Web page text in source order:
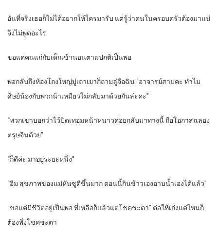
อันที่จริงเธอก็ไม่ได้อยากให้ใครมารับ แต่รู้ว่าคนในครอบครัวต้องมาแน่
จึงไม่พูดอะไร
ขอแค่คนแก่กับเด็กเข้านอนตามปกติเป็นพอ
พอกลับถึงห้องโถงใหญ่มู่เถาเยาก็ถามลู่จือฉิน “อาจารย์สามคะ ทำไม
ศิษย์น้องกับพวกน้าเหมียวไม่กลับมาด้วยกันล่ะคะ”
“พวกเขาบอกว่าไว้ปิดเทอมหน้าหนาวค่อยกลับมาทางนี้ ถือโอกาสฉลอง
ตรุษจีนด้วย”
“ก็ดีค่ะ มาอยู่ระยะหนึ่ง”
“อืม สุขภาพของแม่หันซูดีขึ้นมาก ตอนนี้กินข้าวเองอาบน้ำเองได้แล้ว”
“ขอแค่มีชีวิตอยู่เป็นพอ ที่เหลือก็แล้วแต่โชคชะตา” ต่อให้เก่งแค่ไหนก็
ต้องพึ่งโชคชะตา